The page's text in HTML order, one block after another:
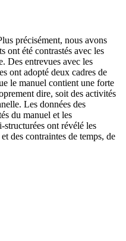
précisément, nous avons
ont été contrastés avec les
Des entrevues avec les
ont adopté deux cadres de
le manuel contient une forte
dire, soit des activités
Les données des
du manuel et les
structurées ont révélé les
des contraintes de temps, de